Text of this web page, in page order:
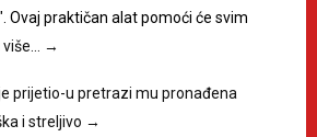
Ovaj praktičan alat pomoći će svim
više… →
prijetio-u pretrazi mu pronađena
i streljivo →